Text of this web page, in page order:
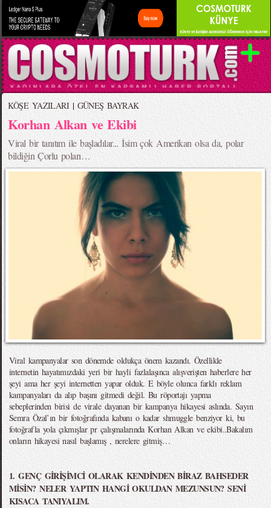
KÖŞE YAZILARI| GÜNEŞ BAYRAK
Korhan Alkan ve Ekibi
Viral bir tanıtım ile başladılar... İsim çok Amerikan olsa da, polar
bildiğin Çorlu poları…
Viral kampanyalar son dönemde oldukça önem kazandı. Özellikle
internetin hayatımızdaki yeri bir hayli fazlalaşınca alışverişten haberlere her
şeyi ama her şeyi internetten yapar olduk. E böyle olunca farklı reklam
kampanyaları da alıp başını gitmedi değil. Bu röportajı yapma
sebeplerinden birisi de virale dayanan bir kampanya hikayesi aslında. Sayın
Semra Özal’ın bir fotoğrafında kabanı o kadar shmuggle benziyor ki, bu
fotoğrafla yola çıkmışlar pr çalışmalarında Korhan Alkan ve ekibi..Bakalım
onların hikayesi nasıl başlamış , nerelere gitmiş…
1. GENÇ GİRİŞİMCİ OLARAK KENDİNDEN BİRAZ BAHSEDER
MİSİN? NELER YAPTIN HANGİ OKULDAN MEZUNSUN? SENİ
KISACA TANIYALIM.